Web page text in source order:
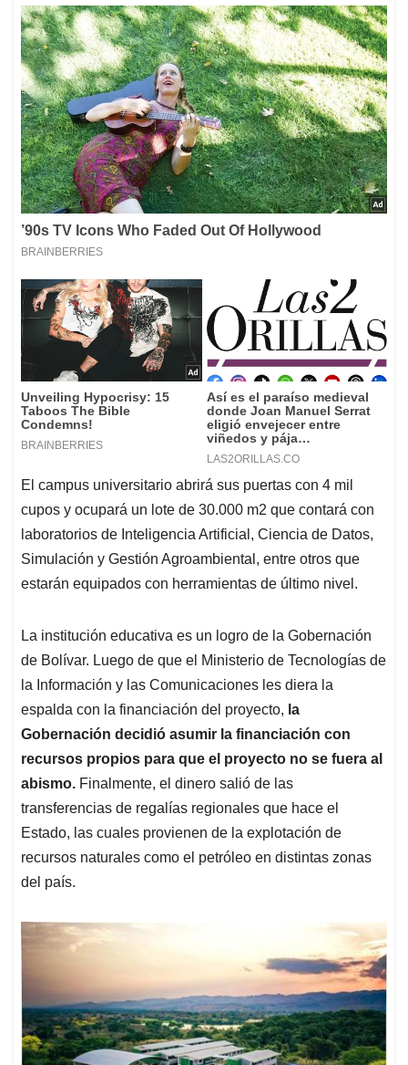
El campus universitario abrirá sus puertas con 4 mil
cupos y ocupará un lote de 30.000 m2 que contará con
laboratorios de Inteligencia Artificial, Ciencia de Datos,
Simulación y Gestión Agroambiental, entre otros que
estarán equipados con herramientas de último nivel.
La institución educativa es un logro de la Gobernación
de Bolívar. Luego de que el Ministerio de Tecnologías de
la Información y las Comunicaciones les diera la
espalda con la financiación del proyecto, la
Gobernación decidió asumir la financiación con
recursos propios para que el proyecto no se fuera al
abismo. Finalmente, el dinero salió de las
transferencias de regalías regionales que hace el
Estado, las cuales provienen de la explotación de
recursos naturales como el petróleo en distintas zonas
del país.